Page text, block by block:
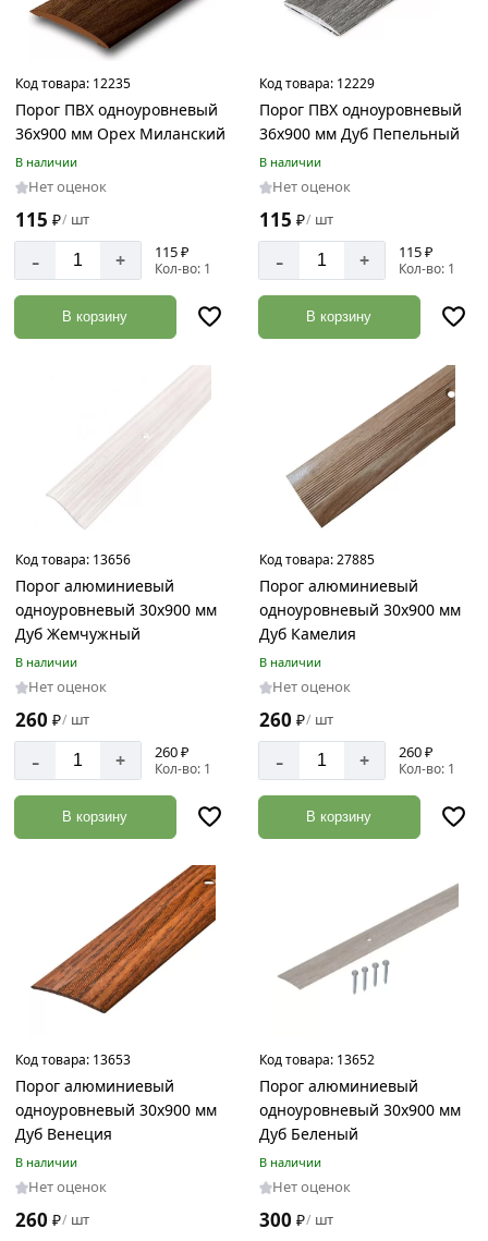
Код товара: 12235
Порог ПВХ одноуровневый
36х900 мм Орех Миланский
В наличии
Нет оценок
115 ₽/ шт
- + 115 ₽
Кол-во: 1
В корзину
Код товара: 12229
Порог ПВХ одноуровневый
36х900 мм Дуб Пепельный
В наличии
Нет оценок
115 ₽/ шт
- + 115 ₽
Кол-во: 1
В корзину
Код товара: 13656
Порог алюминиевый
одноуровневый 30х900 мм
Дуб Жемчужный
В наличии
Нет оценок
260 ₽/ шт
- + 260 ₽
Кол-во: 1
В корзину
Код товара:27885
Порог алюминиевый
одноуровневый 30х900 мм
Дуб Камелия
В наличии
Нет оценок
260 ₽/ шт
- + 260 ₽
Кол-во: 1
В корзину
Код товара: 13653
Порог алюминиевый
одноуровневый 30х900 мм
Дуб Венеция
В наличии
Нет оценок
260 ₽/ шт
Код товара: 13652
Порог алюминиевый
одноуровневый 30х900 мм
Дуб Беленый
В наличии
Нет оценок
300 ₽/ шт